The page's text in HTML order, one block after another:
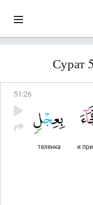
Сурат
51 :26
и
теленка